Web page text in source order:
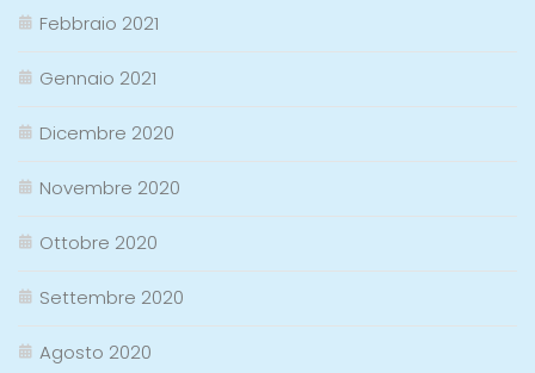
Febbraio 2021
Gennaio 2021
Dicembre 2020
Novembre 2020
Ottobre 2020
Settembre 2020
Agosto 2020